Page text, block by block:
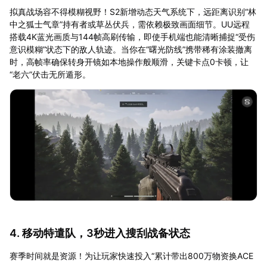
拟真战场容不得模糊视野！S2新增动态天气系统下，远距离识别“林
中之狐士气章”持有者或草丛伏兵，需依赖极致画面细节。UU远程
搭载4K蓝光画质与144帧高刷传输，即使手机端也能清晰捕捉“受伤
意识模糊”状态下的敌人轨迹。当你在“曙光防线”携带稀有涂装撤离
时，高帧率确保转身开镜如本地操作般顺滑，关键卡点0卡顿，让
“老六”伏击无所遁形。
4. 移动特遣队，3秒进入搜刮战备状态
赛季时间就是资源！为让玩家快速投入“累计带出800万物资换ACE